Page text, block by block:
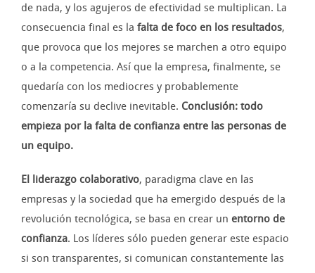
de nada, y los agujeros de efectividad se multiplican. La
consecuencia final es la falta de foco en los resultados,
que provoca que los mejores se marchen a otro equipo
o a la competencia. Así que la empresa, finalmente, se
quedaría con los mediocres y probablemente
comenzaría su declive inevitable. Conclusión: todo
empieza por la falta de confianza entre las personas de
un equipo.
El liderazgo colaborativo, paradigma clave en las
empresas y la sociedad que ha emergido después de la
revolución tecnológica, se basa en crear un entorno de
confianza. Los líderes sólo pueden generar este espacio
si son transparentes, si comunican constantemente las